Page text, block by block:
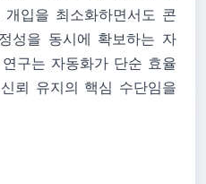
입을 최소화하면서도 콘
성을 동시에 확보하는 자
구는 자동화가 단순 효율
뢰 유지의 핵심 수단임을